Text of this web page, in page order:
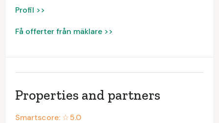
Profil >>
Få offerter från mäklare >>
Properties and partners
Smartscore: ☆5.0